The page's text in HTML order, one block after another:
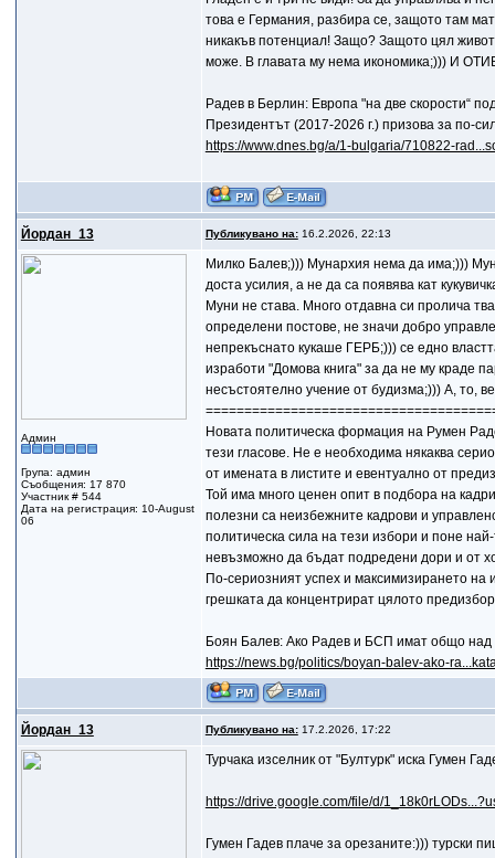
това е Германия, разбира се, защото там
никакъв потенциал! Защо? Защото цял
може. В главата му нема икономика;)))
Радев в Берлин: Европа "на две скорости“
Президентът (2017-2026 г.) призова за по-
https://www.dnes.bg/a/1-bulgaria/710822-
Йордан_13 Публикувано на:16.2.2026, 22:13
Админ
Група: админ
Съобщения: 17 870
Участник # 544
Дата на регистрация: 10-August
06
Mилко Балев;))) Мунархия нема да има;)))
доста усилия, а не да са появява кат
Муни не става. Много отдавна си пролича
определени постове, не значи добро
непрекъснато кукаше ГЕРБ;))) се едно
изработи "Домова книга" за да не му краде
несъстоятелно учение от будизма;))) А, то,
Новата политическа формация на Румен
тези гласове. Не е необходима някаква
от имената в листите и евентуално от
Той има много ценен опит в подбора на
полезни са неизбежните кадрови и
политическа сила на тези избори и поне
невъзможно да бъдат подредени дори и от
По-сериозният успех и максимизирането на
грешката да концентрират цялото
Боян Балев: Ако Радев и БСП имат общо над
https://news.bg/politics/boyan-balev-ako-
Йордан_13 Публикувано на:17.2.2026, 17:22
Турчака изселник от "Бултурк" иска Гумен
https://drive.google.com/file/d/
Гумен Гадев плаче за орезаните:))) турски